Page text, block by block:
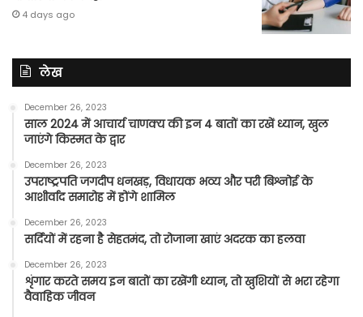
4 days ago
लेख
December 26, 2023
साल 2024 में आचार्य चाणक्य की इन 4 बातों का रखें ध्यान, खुल
जाएंगे किस्मत के द्वार
December 26, 2023
उपराष्ट्रपति जगदीप धनखड़, विधायक भव्य और परी बिश्नोई के
आशीर्वाद समारोह में होंगे शामिल
December 26, 2023
सर्दियों में रहना है सेहतमंद, तो रोजाना खाएं अदरक का हलवा
December 26, 2023
शृंगार करते समय इन बातों का रखेंगी ध्यान, तो खुशियों से भरा रहेगा
वैवाहिक जीवन